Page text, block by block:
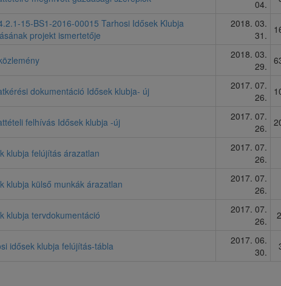
04.
15-BS1-2016-00015 Tarhosi Idősek Klubja
projekt ismertetője
2018. 03.
31.
2018. 03.
29.
dokumentáció Idősek klubja- új
2017. 07.
26.
felhívás Idősek klubja -új
2017. 07.
26.
klubja felújítás árazatlan
2017. 07.
26.
klubja külső munkák árazatlan
2017. 07.
26.
klubja tervdokumentáció
2017. 07.
26.
idősek klubja felújítás-tábla
2017. 06.
30.